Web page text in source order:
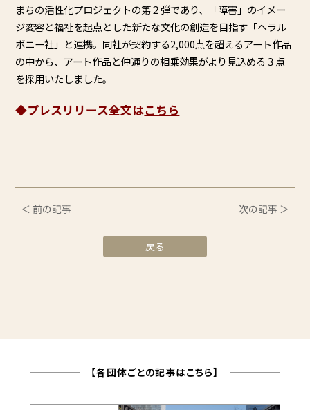
まちの活性化プロジェクトの第２弾であり、「障害」のイメー
ジ変容と福祉を起点とした新たな文化の創造を目指す「ヘラル
ボニー社」と連携。同社が契約する2,000点を超えるアート作品
の中から、アート作品と仲通りの相乗効果がより見込める３点
を採用いたしました。
◆プレスリリース全文はこちら
＜ 前の記事 次の記事 ＞
戻る
【各団体ごとの記事はこちら】